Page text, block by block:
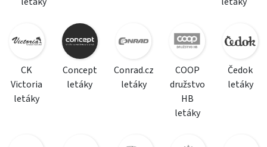
CK
Victoria
letáky
Concept
letáky
Conrad.cz
letáky
COOP
družstvo
HB
letáky
Čedok
letáky